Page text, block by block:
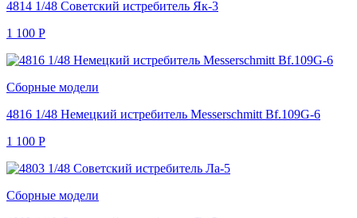
4814 1/48 Советский истребитель Як-3
1 100 Р
Сборные модели
4816 1/48 Немецкий истребитель Messerschmitt Bf.109G-6
1 100 Р
Сборные модели